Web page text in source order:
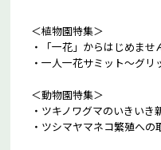
＜植物園特集＞
・「一花」からはじめま
・一人一花サミット～グ
＜動物園特集＞
・ツキノワグマのいきいき
・ツシマヤマネコ繁殖への